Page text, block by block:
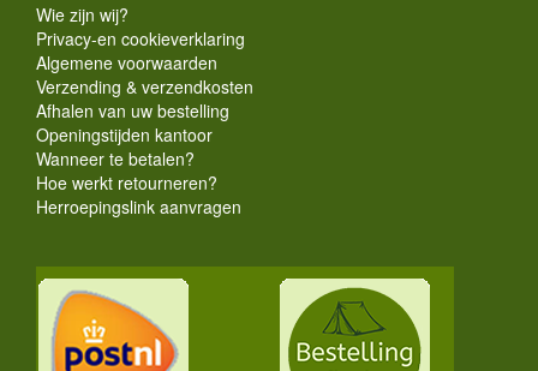
Wie zijn wij?
Privacy-en cookieverklaring
Algemene voorwaarden
Verzending & verzendkosten
Afhalen van uw bestelling
Openingstijden kantoor
Wanneer te betalen?
Hoe werkt retourneren?
Herroepingslink aanvragen